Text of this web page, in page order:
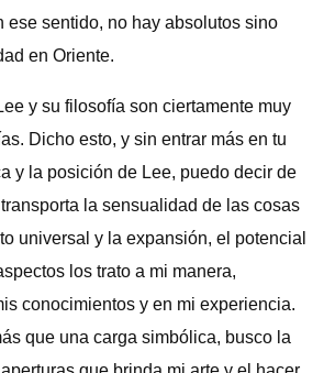
ese sentido, no hay absolutos sino
en Oriente.
y su filosofía son ciertamente muy
Dicho esto, y sin entrar más en tu
y la posición de Lee, puedo decir de
la sensualidad de las cosas
universal y la expansión, el potencial
los trato a mi manera,
conocimientos y en mi experiencia.
que una carga simbólica, busco la